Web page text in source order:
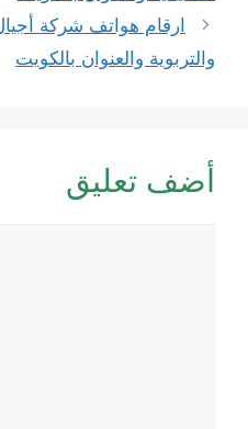
ارقام هواتف شركة
والتربوية والعنوان بالكويت
أضف تعليق